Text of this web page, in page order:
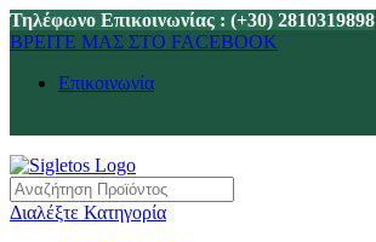
Τηλέφωνο Επικοινωνίας : (+30) 2810319898
ΒΡΕΙΤΕ ΜΑΣ ΣΤΟ FACEBOOK
Επικοινωνία
Διαλέξτε Κατηγορία